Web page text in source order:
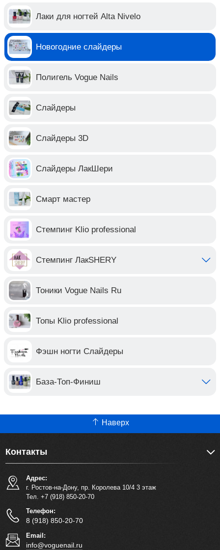
Лаки для ногтей Alta Nivelo
Новогодние слайдеры
Полигель Vogue Nails
Слайдеры
Слайдеры 3D
Слайдеры ЛакШери
Смарт мастер
Стемпинг Klio professional
Стемпинг ЛакSHERY
Тоники Vogue Nails Ru
Топы Klio professional
Фэшн ногти Слайдеры
База-Топ-Финиш
Наверх
Контакты
Адрес:
г. Ростов-на-Дону, пр. Королева 10/4 3 этаж
Тел. +7 (918) 850-20-70
Телефон:
8 (918) 850-20-70
Email:
info@voguenail.ru